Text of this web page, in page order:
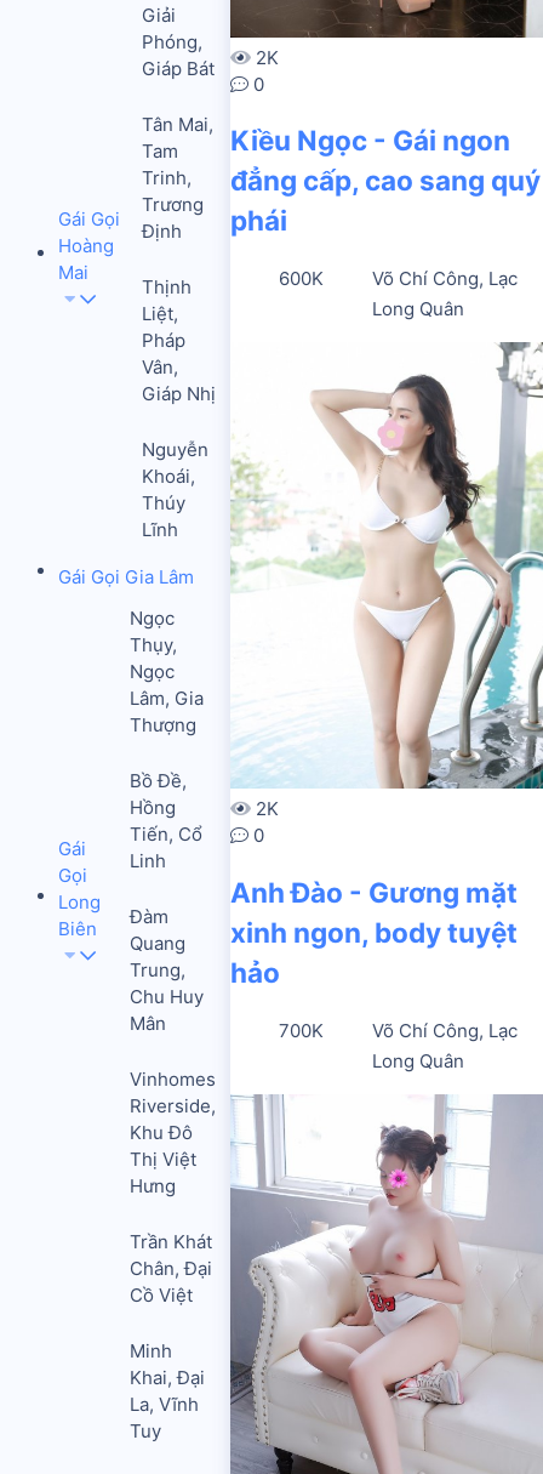
Gái Gọi
Hoàng
Mai
Giải
Phóng,
Giáp Bát
Tân Mai,
Tam
Trinh,
Trương
Định
Thịnh
Liệt,
Pháp
Vân,
Giáp Nhị
Nguyễn
Khoái,
Thúy
Lĩnh
Gái Gọi Gia Lâm
Gái
Gọi
Long
Biên
Ngọc
Thụy,
Ngọc
Lâm, Gia
Thượng
Bồ Đề,
Hồng
Tiến, Cổ
Linh
Đàm
Quang
Trung,
Chu Huy
Mân
Vinhomes
Riverside,
Khu Đô
Thị Việt
Hưng
Trần Khát
Chân, Đại
Cồ Việt
Minh
Khai, Đại
La, Vĩnh
Tuy
2K
0
Kiều Ngọc - Gái ngon
đẳng cấp, cao sang quý
phái
600K
Võ Chí Công, Lạc
Long Quân
2K
0
Anh Đào - Gương mặt
xinh ngon, body tuyệt
hảo
700K
Võ Chí Công, Lạc
Long Quân